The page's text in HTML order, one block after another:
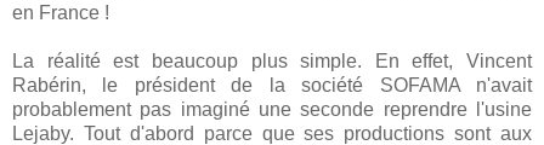
en France !
La réalité est beaucoup plus simple. En effet, Vincent
Rabérin, le président de la société SOFAMA n'avait
probablement pas imaginé une seconde reprendre l'usine
Lejaby. Tout d'abord parce que ses productions sont aux